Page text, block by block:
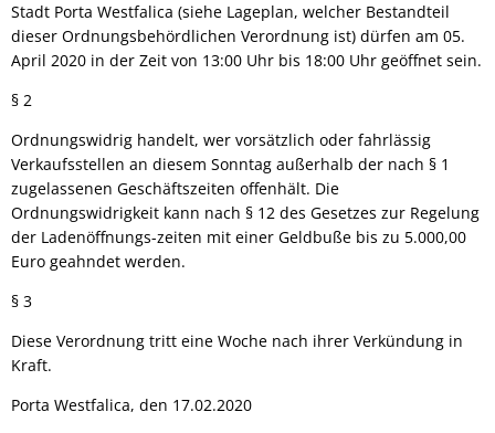
Stadt Porta Westfalica (siehe Lageplan, welcher Bestandteil
dieser Ordnungsbehördlichen Verordnung ist) dürfen am 05.
April 2020 in der Zeit von 13:00 Uhr bis 18:00 Uhr geöffnet sein.
§ 2
Ordnungswidrig handelt, wer vorsätzlich oder fahrlässig
Verkaufsstellen an diesem Sonntag außerhalb der nach § 1
zugelassenen Geschäftszeiten offenhält. Die
Ordnungswidrigkeit kann nach § 12 des Gesetzes zur Regelung
der Ladenöffnungs-zeiten mit einer Geldbuße bis zu 5.000,00
Euro geahndet werden.
§ 3
Diese Verordnung tritt eine Woche nach ihrer Verkündung in
Kraft.
Porta Westfalica, den 17.02.2020